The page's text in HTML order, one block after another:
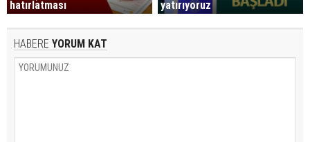
hatırlatması
yatırıyoruz
HABERE YORUM KAT